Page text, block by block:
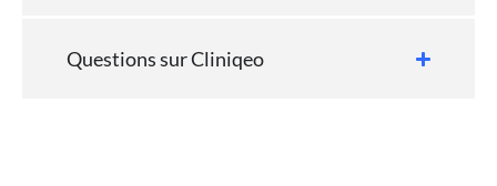
Questions sur Cliniqeo